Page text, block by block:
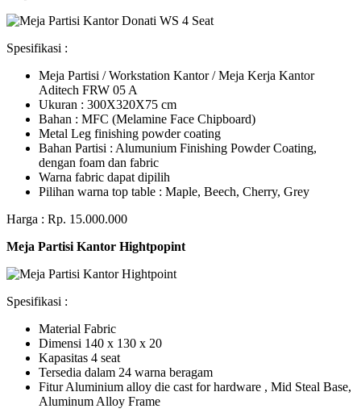
Spesifikasi :
Meja Partisi / Workstation Kantor / Meja Kerja Kantor
Aditech FRW 05 A
Ukuran : 300X320X75 cm
Bahan : MFC (Melamine Face Chipboard)
Metal Leg finishing powder coating
Bahan Partisi : Alumunium Finishing Powder Coating,
dengan foam dan fabric
Warna fabric dapat dipilih
Pilihan warna top table : Maple, Beech, Cherry, Grey
Harga : Rp. 15.000.000
Meja Partisi Kantor Hightpopint
Spesifikasi :
Material Fabric
Dimensi 140 x 130 x 20
Kapasitas 4 seat
Tersedia dalam 24 warna beragam
Fitur Aluminium alloy die cast for hardware , Mid Steal Base,
Aluminum Alloy Frame